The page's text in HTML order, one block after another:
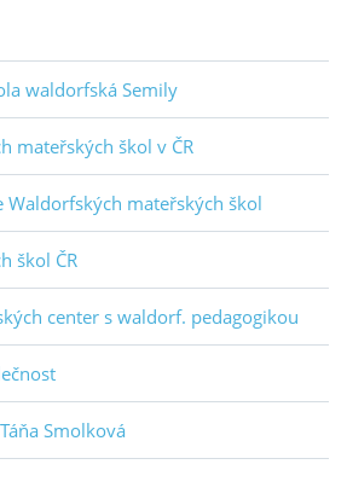
waldorfská Semily
mateřských škol v ČR
Waldorfských mateřských škol
škol ČR
center s waldorf. pedagogikou
Smolková